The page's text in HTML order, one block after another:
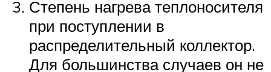
Степень нагрева теплоносителя
при поступлении в
распределительный коллектор.
Для большинства случаев он не